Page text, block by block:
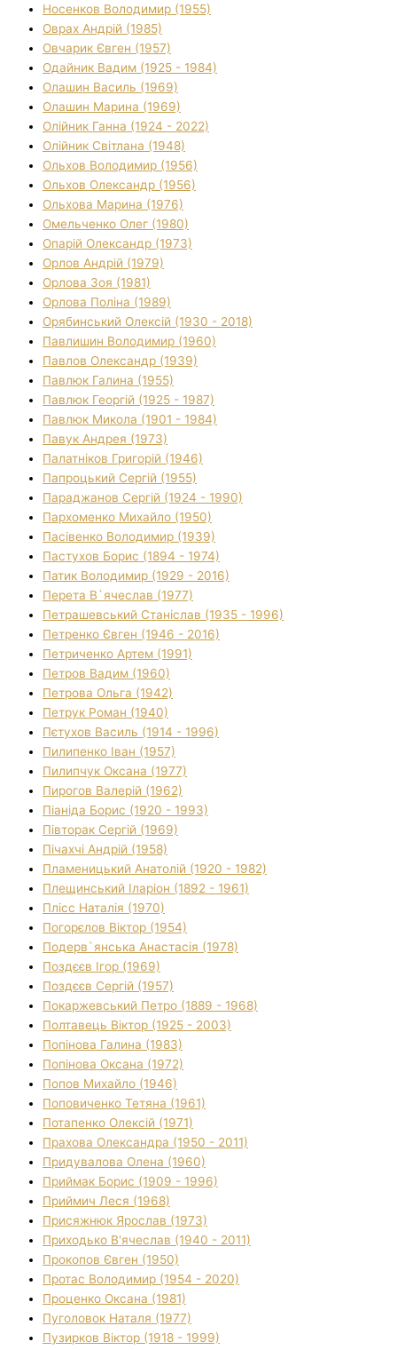
Носенков Володимир (1955)
Оврах Андрій (1985)
Овчарик Євген (1957)
Одайник Вадим (1925 - 1984)
Олашин Василь (1969)
Олашин Марина (1969)
Олійник Ганна (1924 - 2022)
Олійник Світлана (1948)
Ольхов Володимир (1956)
Ольхов Олександр (1956)
Ольхова Марина (1976)
Омельченко Олег (1980)
Опарій Олександр (1973)
Орлов Андрій (1979)
Орлова Зоя (1981)
Орлова Поліна (1989)
Орябинський Олексій (1930 - 2018)
Павлишин Володимир (1960)
Павлов Олександр (1939)
Павлюк Галина (1955)
Павлюк Георгій (1925 - 1987)
Павлюк Микола (1901 - 1984)
Павук Андрея (1973)
Палатніков Григорій (1946)
Папроцький Сергій (1955)
Параджанов Сергій (1924 - 1990)
Пархоменко Михайло (1950)
Пасівенко Володимир (1939)
Пастухов Борис (1894 - 1974)
Патик Володимир (1929 - 2016)
Перета В`ячеслав (1977)
Петрашевський Станіслав (1935 - 1996)
Петренко Євген (1946 - 2016)
Петриченко Артем (1991)
Петров Вадим (1960)
Петрова Ольга (1942)
Петрук Роман (1940)
Пєтухов Василь (1914 - 1996)
Пилипенко Іван (1957)
Пилипчук Оксана (1977)
Пирогов Валерій (1962)
Піаніда Борис (1920 - 1993)
Півторак Сергій (1969)
Пічахчі Андрій (1958)
Пламеницький Анатолій (1920 - 1982)
Плещинський Іларіон (1892 - 1961)
Плісс Наталія (1970)
Погорєлов Віктор (1954)
Подерв`янська Анастасія (1978)
Поздєєв Ігор (1969)
Поздєєв Сергій (1957)
Покаржевський Петро (1889 - 1968)
Полтавець Віктор (1925 - 2003)
Попінова Галина (1983)
Попінова Оксана (1972)
Попов Михайло (1946)
Поповиченко Тетяна (1961)
Потапенко Олексій (1971)
Прахова Олександра (1950 - 2011)
Придувалова Олена (1960)
Приймак Борис (1909 - 1996)
Приймич Леся (1968)
Присяжнюк Ярослав (1973)
Приходько В'ячеслав (1940 - 2011)
Прокопов Євген (1950)
Протас Володимир (1954 - 2020)
Проценко Оксана (1981)
Пуголовок Наталя (1977)
Пузирков Віктор (1918 - 1999)